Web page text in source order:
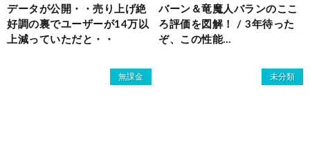
データが公開・・売り上げ絶
好調の裏でユーザーが14万以
上減っていただと・・
バーン＆竜魔人バランのここ
ろ評価を図解！ / 3年待った
ぞ、この性能…
無課金 未分類